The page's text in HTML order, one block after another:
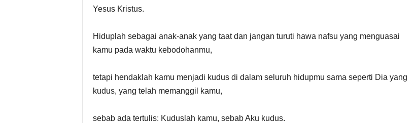
Yesus Kristus.
Hiduplah sebagai anak-anak yang taat dan jangan turuti hawa nafsu yang menguasai
kamu pada waktu kebodohanmu,
tetapi hendaklah kamu menjadi kudus di dalam seluruh hidupmu sama seperti Dia yang
kudus, yang telah memanggil kamu,
sebab ada tertulis: Kuduslah kamu, sebab Aku kudus.